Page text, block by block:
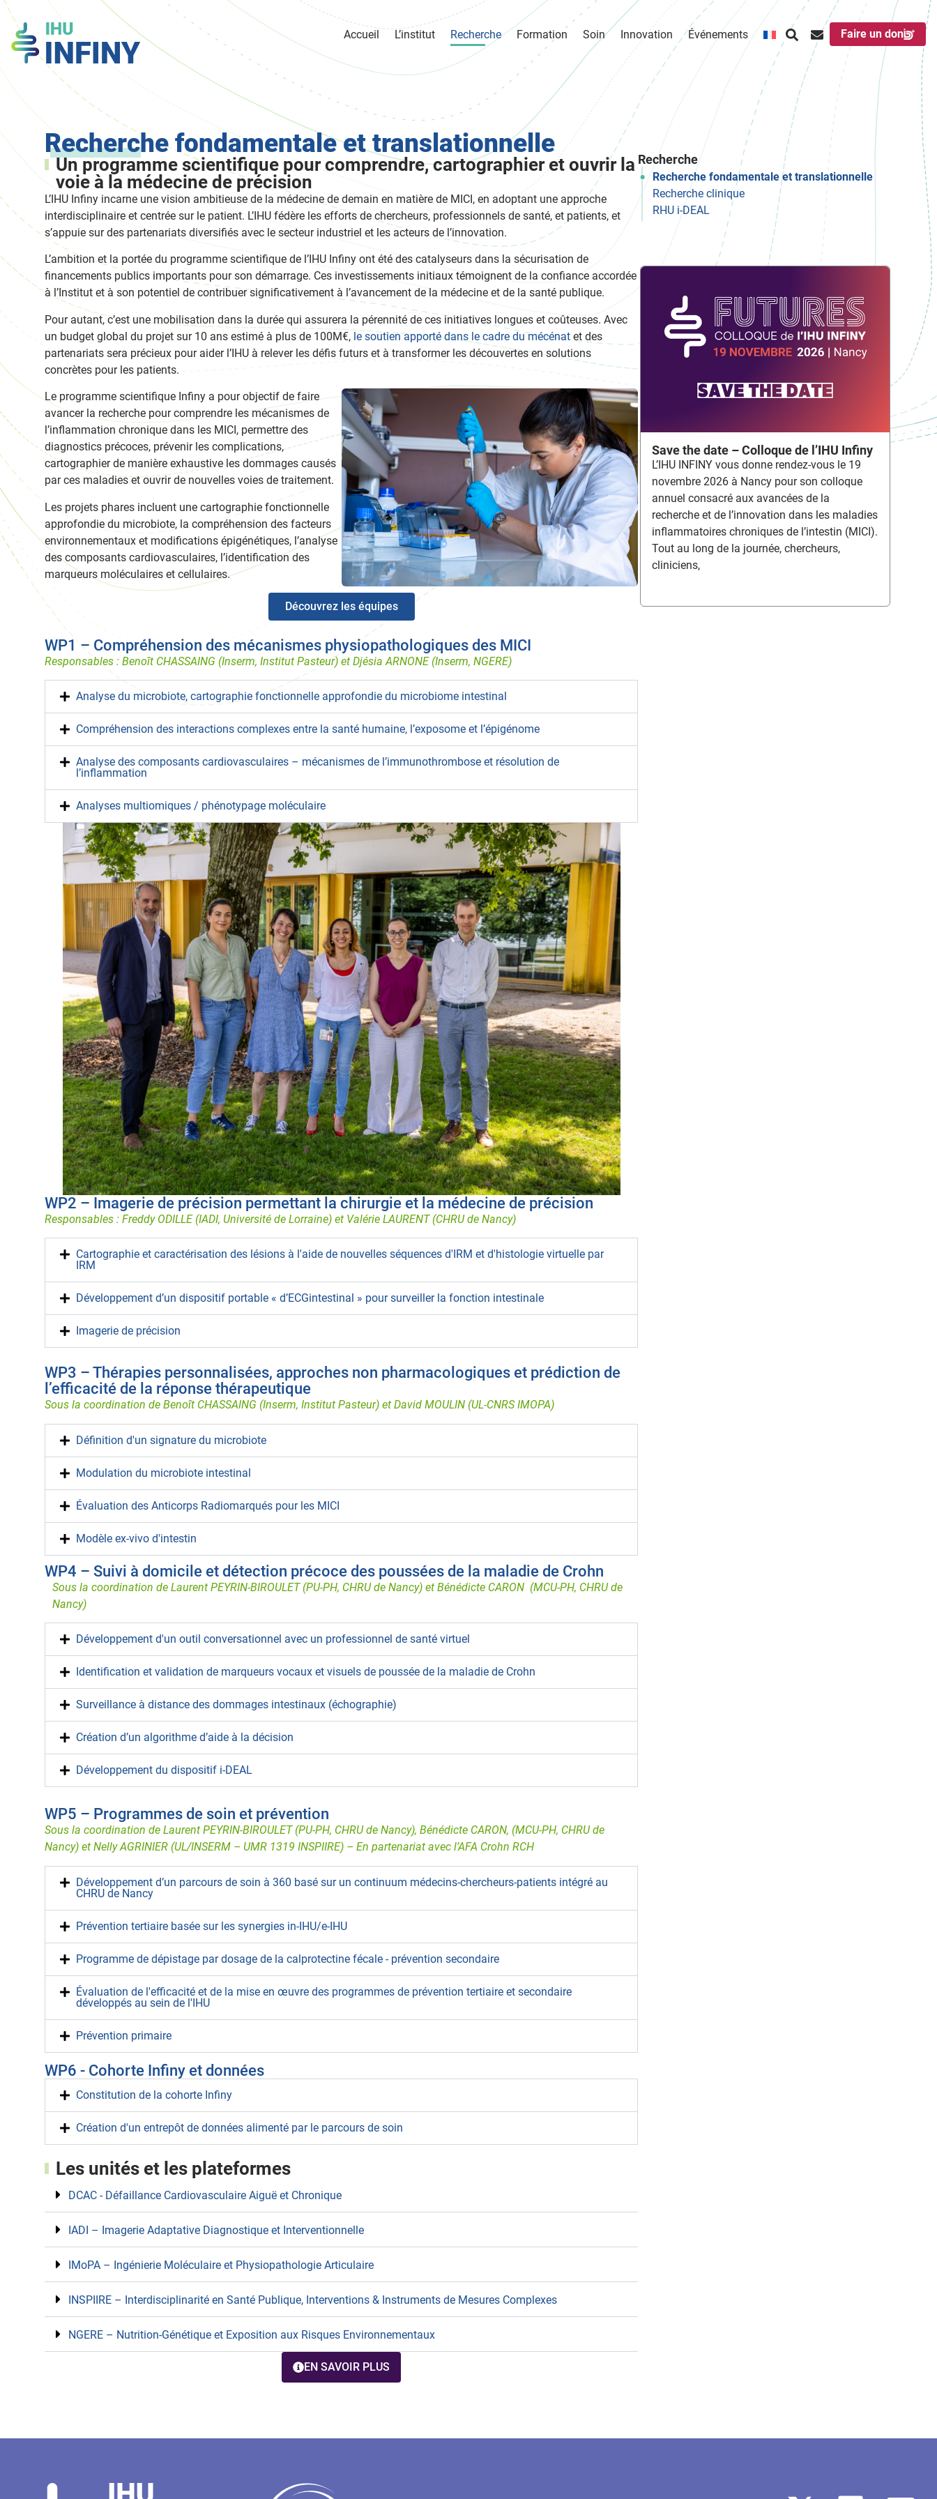
Accueil L’institut Recherche Formation Soin Innovation Événements Faire un don
Recherche fondamentale et translationnelle
Un programme scientifique pour comprendre, cartographier et ouvrir la
voie à la médecine de précision
L’IHU Infiny incarne une vision ambitieuse de la médecine de demain en matière de MICI, en adoptant une approche
interdisciplinaire et centrée sur le patient. L’IHU fédère les efforts de chercheurs, professionnels de santé, et patients, et
s’appuie sur des partenariats diversifiés avec le secteur industriel et les acteurs de l’innovation.
L’ambition et la portée du programme scientifique de l’IHU Infiny ont été des catalyseurs dans la sécurisation de
financements publics importants pour son démarrage. Ces investissements initiaux témoignent de la confiance accordée
à l’Institut et à son potentiel de contribuer significativement à l’avancement de la médecine et de la santé publique.
Pour autant, c’est une mobilisation dans la durée qui assurera la pérennité de ces initiatives longues et coûteuses. Avec
un budget global du projet sur 10 ans estimé à plus de 100M€, le soutien apporté dans le cadre du mécénat et des
partenariats sera précieux pour aider l’IHU à relever les défis futurs et à transformer les découvertes en solutions
concrètes pour les patients.
Le programme scientifique Infiny a pour objectif de faire
avancer la recherche pour comprendre les mécanismes de
l’inflammation chronique dans les MICI, permettre des
diagnostics précoces, prévenir les complications,
cartographier de manière exhaustive les dommages causés
par ces maladies et ouvrir de nouvelles voies de traitement.
Les projets phares incluent une cartographie fonctionnelle
approfondie du microbiote, la compréhension des facteurs
environnementaux et modifications épigénétiques, l’analyse
des composants cardiovasculaires, l’identification des
marqueurs moléculaires et cellulaires.
Découvrez les équipes
WP1 – Compréhension des mécanismes physiopathologiques des MICI
Responsables : Benoît CHASSAING (Inserm, Institut Pasteur) et Djésia ARNONE (Inserm, NGERE)
Analyse du microbiote, cartographie fonctionnelle approfondie du microbiome intestinal
Compréhension des interactions complexes entre la santé humaine, l’exposome et l’épigénome
Analyse des composants cardiovasculaires – mécanismes de l’immunothrombose et résolution de
l’inflammation
Analyses multiomiques / phénotypage moléculaire
WP2 – Imagerie de précision permettant la chirurgie et la médecine de précision
Responsables : Freddy ODILLE (IADI, Université de Lorraine) et Valérie LAURENT (CHRU de Nancy)
Cartographie et caractérisation des lésions à l'aide de nouvelles séquences d'IRM et d'histologie virtuelle par
IRM
Développement d’un dispositif portable « d’ECGintestinal » pour surveiller la fonction intestinale
Imagerie de précision
WP3 – Thérapies personnalisées, approches non pharmacologiques et prédiction de
l’efficacité de la réponse thérapeutique
Sous la coordination de Benoît CHASSAING (Inserm, Institut Pasteur) et David MOULIN (UL-CNRS IMOPA)
Définition d'un signature du microbiote
Modulation du microbiote intestinal
Évaluation des Anticorps Radiomarqués pour les MICI
Modèle ex-vivo d'intestin
WP4 – Suivi à domicile et détection précoce des poussées de la maladie de Crohn
Sous la coordination de Laurent PEYRIN-BIROULET (PU-PH, CHRU de Nancy) et Bénédicte CARON (MCU-PH, CHRU de
Nancy)
Développement d'un outil conversationnel avec un professionnel de santé virtuel
Identification et validation de marqueurs vocaux et visuels de poussée de la maladie de Crohn
Surveillance à distance des dommages intestinaux (échographie)
Création d’un algorithme d’aide à la décision
Développement du dispositif i-DEAL
WP5 – Programmes de soin et prévention
Sous la coordination de Laurent PEYRIN-BIROULET (PU-PH, CHRU de Nancy), Bénédicte CARON, (MCU-PH, CHRU de
Nancy) et Nelly AGRINIER (UL/INSERM – UMR 1319 INSPIIRE) – En partenariat avec l’AFA Crohn RCH
Développement d’un parcours de soin à 360 basé sur un continuum médecins-chercheurs-patients intégré au
CHRU de Nancy
Prévention tertiaire basée sur les synergies in-IHU/e-IHU
Programme de dépistage par dosage de la calprotectine fécale - prévention secondaire
Évaluation de l'efficacité et de la mise en œuvre des programmes de prévention tertiaire et secondaire
développés au sein de l'IHU
Prévention primaire
WP6 - Cohorte Infiny et données
Constitution de la cohorte Infiny
Création d'un entrepôt de données alimenté par le parcours de soin
Les unités et les plateformes
DCAC - Défaillance Cardiovasculaire Aiguë et Chronique
IADI – Imagerie Adaptative Diagnostique et Interventionnelle
IMoPA – Ingénierie Moléculaire et Physiopathologie Articulaire
INSPIIRE – Interdisciplinarité en Santé Publique, Interventions & Instruments de Mesures Complexes
NGERE – Nutrition-Génétique et Exposition aux Risques Environnementaux
EN SAVOIR PLUS
Recherche
Recherche fondamentale et translationnelle
Recherche clinique
RHU i-DEAL
Save the date – Colloque de l’IHU Infiny
L’IHU INFINY vous donne rendez-vous le 19
novembre 2026 à Nancy pour son colloque
annuel consacré aux avancées de la
recherche et de l’innovation dans les maladies
inflammatoires chroniques de l’intestin (MICI).
Tout au long de la journée, chercheurs,
cliniciens,